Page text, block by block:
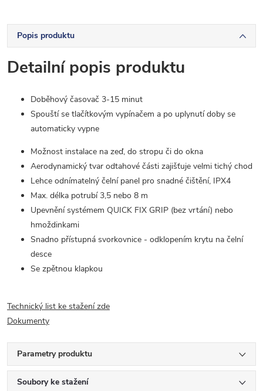
Popis produktu
Detailní popis produktu
Doběhový časovač 3-15 minut
Spouští se tlačítkovým vypínačem a po uplynutí doby se
automaticky vypne
Možnost instalace na zeď, do stropu či do okna
Aerodynamický tvar odtahové části zajišťuje velmi tichý chod
Lehce odnímatelný čelní panel pro snadné čištění, IPX4
Max. délka potrubí 3,5 nebo 8 m
Upevnění systémem QUICK FIX GRIP (bez vrtání) nebo
hmoždinkami
Snadno přístupná svorkovnice - odklopením krytu na čelní
desce
Se zpětnou klapkou
Technický list ke stažení zde
Dokumenty
Parametry produktu
Soubory ke stažení